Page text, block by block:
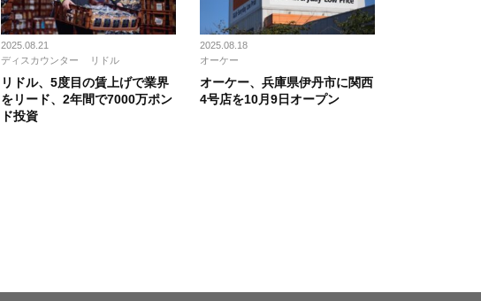
2025.08.21
ディスカウンター
リドル
リドル、5度目の賃上げで業界
をリード、2年間で7000万ポン
ド投資
2025.08.18
オーケー
オーケー、兵庫県伊丹市に関西
4号店を10月9日オープン